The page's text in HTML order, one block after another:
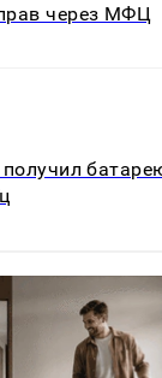
через МФЦ